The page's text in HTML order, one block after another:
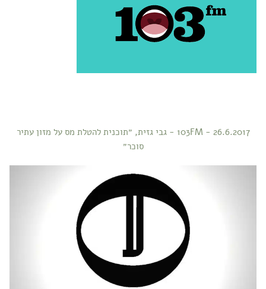
26.6.2017 - 103FM - גבי גזית, ״תוכנית להטלת מס על מזון עתיר
סוכר״